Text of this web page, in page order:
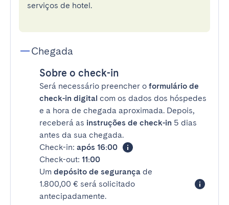
serviços de hotel.
Chegada
Sobre o check-in
Será necessário preencher o formulário de
check-in digital com os dados dos hóspedes
e a hora de chegada aproximada. Depois,
receberá as instruções de check-in 5 dias
antes da sua chegada.
Check-in: após 16:00
Check-out: 11:00
Um depósito de segurança de
1.800,00 € será solicitado
antecipadamente.